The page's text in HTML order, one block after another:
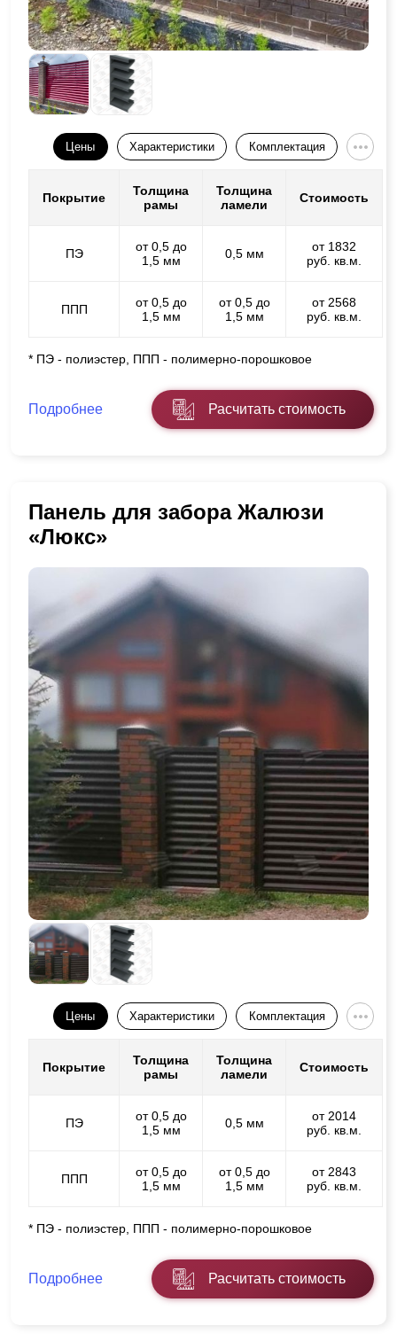
Цены Характеристики Комплектация
Покрытие
Толщина
рамы
Толщина
ламели
Стоимость
ПЭ
от 0,5 до
1,5 мм
0,5 мм
от 1832
руб. кв.м.
ППП
от 0,5 до
1,5 мм
от 0,5 до
1,5 мм
от 2568
руб. кв.м.
* ПЭ - полиэстер, ППП - полимерно-порошковое
Подробнее Расчитать стоимость
Панель для забора Жалюзи
«Люкс»
Цены Характеристики Комплектация
Покрытие
Толщина
рамы
Толщина
ламели
Стоимость
ПЭ
от 0,5 до
1,5 мм
0,5 мм
от 2014
руб. кв.м.
ППП
от 0,5 до
1,5 мм
от 0,5 до
1,5 мм
от 2843
руб. кв.м.
* ПЭ - полиэстер, ППП - полимерно-порошковое
Подробнее Расчитать стоимость